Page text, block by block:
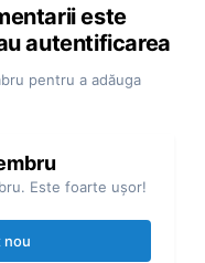
este
autentificarea
pentru a adăuga
Este foarte uşor!
nou